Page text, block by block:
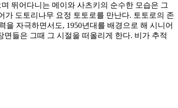
뛰어다니는 메이와 사츠키의 순수한 모습은 그
도토리나무 요정 토토로를 만난다. 토토로의 존
자극하면서도, 1950년대를 배경으로 해 시니어
들은 그때 그 시절을 떠올리게 한다. 비가 추적